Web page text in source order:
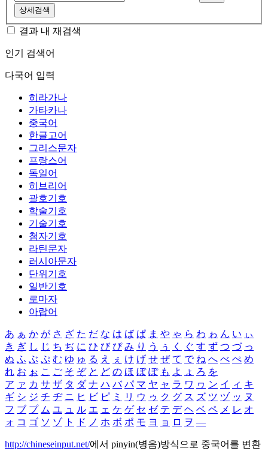
상세검색
결과 내 재검색
인기 검색어
다국어 입력
히라가나
가타카나
중국어
한글고어
그리스문자
프랑스어
독일어
히브리어
괄호기호
학술기호
기술기호
첨자기호
라틴문자
러시아문자
단위기호
일반기호
로마자
아랍어
あ ぁ か が さ ざ た だ な は ば ぱ ま や ゃ ら わ ゎ ん い ぃ
き ぎ し じ ち ぢ に ひ び ぴ み り う ぅ く ぐ す ず つ づ っ
ぬ ふ ぶ ぷ む ゆ ゅ る え ぇ け げ せ ぜ て で ね へ べ ぺ め
れ お ぉ こ ご そ ぞ と ど の ほ ぼ ぽ も よ ょ ろ を
ア ァ カ サ ザ タ ダ ナ ハ バ パ マ ヤ ャ ラ ワ ヮ ン イ ィ キ
ギ シ ジ チ ヂ ニ ヒ ビ ピ ミ リ ウ ゥ ク グ ス ズ ツ ヅ ッ ヌ
フ ブ プ ム ユ ュ ル エ ェ ケ ゲ セ ゼ テ デ ヘ ベ ペ メ レ オ
ォ コ ゴ ソ ゾ ト ド ノ ホ ボ ポ モ ヨ ョ ロ ヲ ―
http://chineseinput.net/에서 pinyin(병음)방식으로 중국어를 변환